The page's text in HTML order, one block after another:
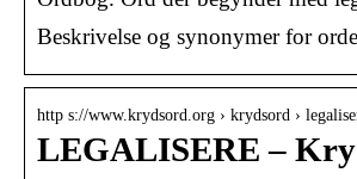
Beskrivelse og synonymer for
http s://www.krydsord.org › krydsord ›
LEGALISERE –